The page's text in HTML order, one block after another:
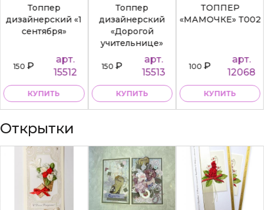
Топпер
дизайнерский «1
сентября»
150₽
арт.
15512
КУПИТЬ
Топпер
дизайнерский
«Дорогой
учительнице»
150₽
арт.
15513
КУПИТЬ
ТОППЕР
«МАМОЧКЕ» Т002
100₽
арт.
12068
КУПИТЬ
Открытки